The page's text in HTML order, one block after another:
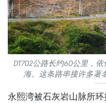
DT702公路长约60公里，
海。这条路串接许多著
永熙湾被石灰岩山脉所